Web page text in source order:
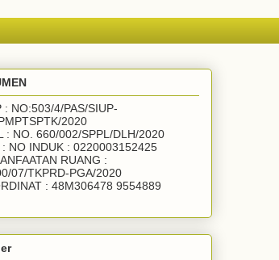
: NO:503/4/PAS/SIUP-
2020
: NO. 660/002/SPPL/DLH/2020
: NO INDUK : 0220003152425
RUANG :
07/TKPRD-PGA/2020
: 48M306478 9554889